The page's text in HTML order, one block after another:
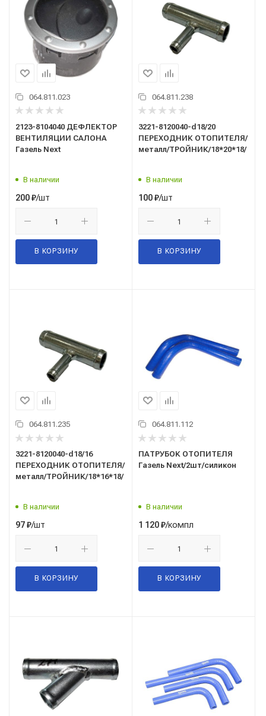
064.811.023
2123-8104040 ДЕФЛЕКТОР
ВЕНТИЛЯЦИИ САЛОНА
Газель Next
В наличии
200₽/шт
В КОРЗИНУ
064.811.238
3221-8120040-d18/20
ПЕРЕХОДНИК ОТОПИТЕЛЯ/
металл/ТРОЙНИК/18*20*18/
В наличии
100₽/шт
В КОРЗИНУ
064.811.235
3221-8120040-d18/16
ПЕРЕХОДНИК ОТОПИТЕЛЯ/
металл/ТРОЙНИК/18*16*18/
В наличии
97₽/шт
В КОРЗИНУ
064.811.112
ПАТРУБОК ОТОПИТЕЛЯ
Газель Next/2шт/силикон
В наличии
1 120₽/компл
В КОРЗИНУ